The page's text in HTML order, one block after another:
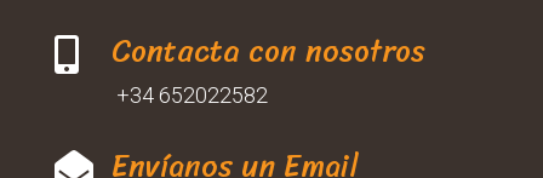
 Contacta con nosotros
+34 652022582
 Envíanos un Email